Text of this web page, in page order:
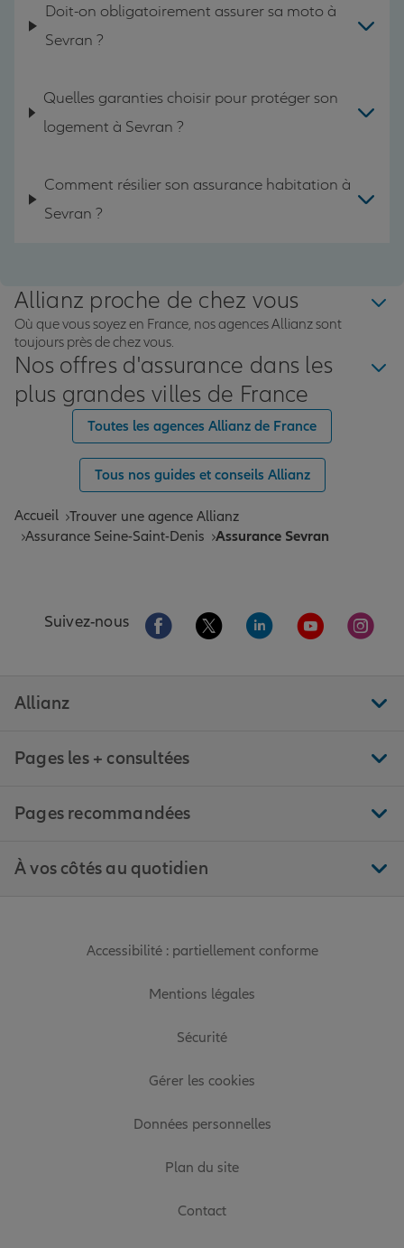
Doit-on obligatoirement assurer sa moto à
Sevran ?
Quelles garanties choisir pour protéger son
logement à Sevran ?
Comment résilier son assurance habitation à
Sevran ?
Allianz proche de chez vous
Où que vous soyez en France, nos agences Allianz sont
toujours près de chez vous.
Nos offres d'assurance dans les
plus grandes villes de France
Toutes les agences Allianz de France
Tous nos guides et conseils Allianz
Accueil Trouver une agence Allianz
Assurance Seine-Saint-Denis
Assurance Sevran
Suivez-nous Aller sur la page Facebook de Allianz
Aller sur la page Twitter de
Aller sur la page
Aller sur la
Aller
Allianz
Pages les + consultées
Pages recommandées
À vos côtés au quotidien
Accessibilité : partiellement conforme
Mentions légales
Sécurité
Gérer les cookies
Données personnelles
Plan du site
Contact